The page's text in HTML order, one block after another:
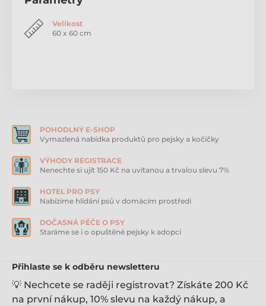
Podložku umístěte na podlahu plastovou stranou k
podaří vykonat potřebu na podložce odměňte ho
chutným pamlskem, aby vědělo, že je to dobře.
60 x 60 cm
Počet kusů v balení:
10 ks
Podložka Maelson je vyrobena z vysoce aktivního
polymeru, který dokáže nasát velké množství tekutin
a to dokonce 200 násobek svého objemu. Podložka je
lákají psa pro vykonání potřeby právě na podložce.
Zvednuté hrany podložky zabraňují vytečení tekutiny.
Umístěte podložku Maelson v bytě na jedno místo,
Podložku umístěte na podlahu plastovou stranou k
podlaze a látkovou stranu nahoru. Jakmile se štěňátku
Velikost
60 x 60 cm
POHODLNÝ E-SHOP
Vymazlená nabídka produktů pro pejsky a kočičky
VÝHODY REGISTRACE
Nenechte si ujít 150 Kč na uvítanou a trvalou slevu 7%
HOTEL PRO PSY
Nabízíme hlídání psů v domácím prostředí
DOČASNÁ PÉČE O PSY
Staráme se i o opuštěné pejsky k adopci
Přihlaste se k odběru newsletteru
💡 Nechcete se raději registrovat? Získáte 200 Kč
na první nákup, 10% slevu na každý nákup, a